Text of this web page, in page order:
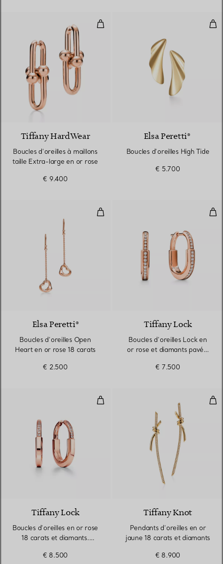
Boucles d’oreilles à maillons
Tiffany HardWear
Boucles d’oreilles à maillons
taille Extra-large en or rose
€ 9.400
Elsa Peretti®
Boucles d’oreilles High Tide
€ 5.700
Boucles d’oreilles Open Heart
Elsa Peretti®
Boucles d’oreilles Open
Heart en or rose 18 carats
€ 2.500
Tiffany Lock
Boucles d’oreilles Lock en
or rose et diamants pavés,
€ 7.500
Boucles d’oreilles en or rose 18
3 Matériaux
Tiffany Lock
Boucles d’oreilles en or rose
18 carats et diamants.
€ 8.500
Tiffany Knot
Pendants d’oreilles en or
jaune 18 carats et diamants
€ 8.900